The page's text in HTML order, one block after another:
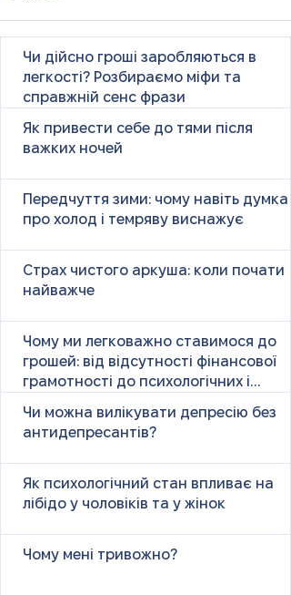
Чи дійсно гроші заробляються в
легкості? Розбираємо міфи та
справжній сенс фрази
Як привести себе до тями після
важких ночей
Передчуття зими: чому навіть думка
про холод і темряву виснажує
Страх чистого аркуша: коли почати
найважче
Чому ми легковажно ставимося до
грошей: від відсутності фінансової
грамотності до психологічних і
Чи можна вилікувати депресію без
антидепресантів?
Як психологічний стан впливає на
лібідо у чоловіків та у жінок
Чому мені тривожно?